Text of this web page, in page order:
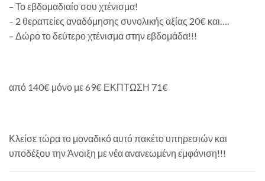
– Το εβδομαδιαίο σου χτένισμα!
– 2 θεραπείες αναδόμησης συνολικής αξίας 20€ και….
– Δώρο το δεύτερο χτένισμα στην εβδομάδα!!!
από 140€ μόνο με 69€ ΕΚΠΤΩΣΗ 71€
Κλείσε τώρα το μοναδικό αυτό πακέτο υπηρεσιών και
υποδέξου την Άνοιξη με νέα ανανεωμένη εμφάνιση!!!